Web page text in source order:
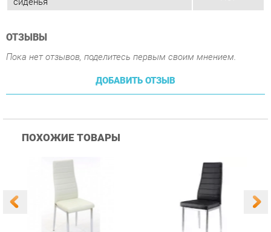
Стул Цвет мебели F261-
3 090 ₽ Купить
Стул Цвет мебели F261-